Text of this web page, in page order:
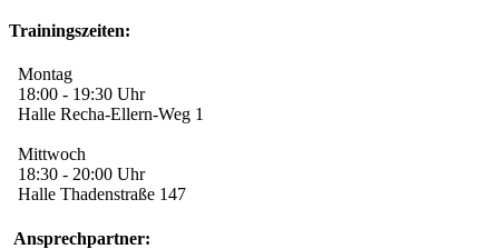
Trainingszeiten:
Montag
18:00 - 19:30 Uhr
Halle Recha-Ellern-Weg 1
Mittwoch
18:30 - 20:00 Uhr
Halle Thadenstraße 147
Ansprechpartner: